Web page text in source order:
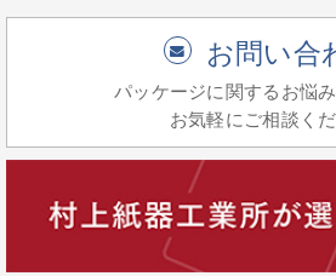
お問い合
パッケージに関するお悩み
お気軽にご相談く